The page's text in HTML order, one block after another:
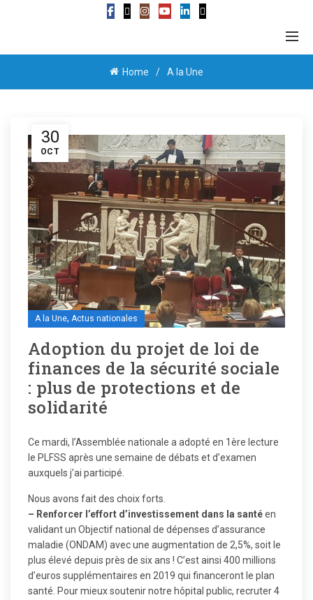
Home A la Une
30
OCT
A la Une, Actus nationales
Adoption du projet de loi de
finances de la sécurité sociale
: plus de protections et de
solidarité
Ce mardi, l’Assemblée nationale a adopté en 1ère lecture
le PLFSS après une semaine de débats et d’examen
auxquels j’ai participé.
Nous avons fait des choix forts.
– Renforcer l’effort d’investissement dans la santéen
validant un Objectif national de dépenses d’assurance
maladie (ONDAM) avec une augmentation de 2,5%, soit le
plus élevé depuis près de six ans ! C’est ainsi 400 millions
d’euros supplémentaires en 2019 qui financeront le plan
santé. Pour mieux soutenir notre hôpital public, recruter 4